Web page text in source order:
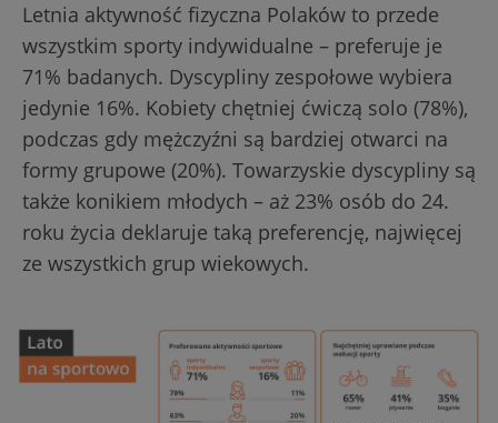
Letnia aktywność fizyczna Polaków to przede
wszystkim sporty indywidualne – preferuje je
71% badanych. Dyscypliny zespołowe wybiera
jedynie 16%. Kobiety chętniej ćwiczą solo (78%),
podczas gdy mężczyźni są bardziej otwarci na
formy grupowe (20%). Towarzyskie dyscypliny są
także konikiem młodych – aż 23% osób do 24.
roku życia deklaruje taką preferencję, najwięcej
ze wszystkich grup wiekowych.